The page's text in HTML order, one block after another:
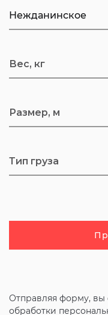
Отправляя форму, вы
обработки